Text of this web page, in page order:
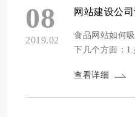
精准定位品牌形象 要让美食品牌在网
颖而出，首先
08
2019.02
食品网站如何
下几个方面：
创意和设计是
查看详细